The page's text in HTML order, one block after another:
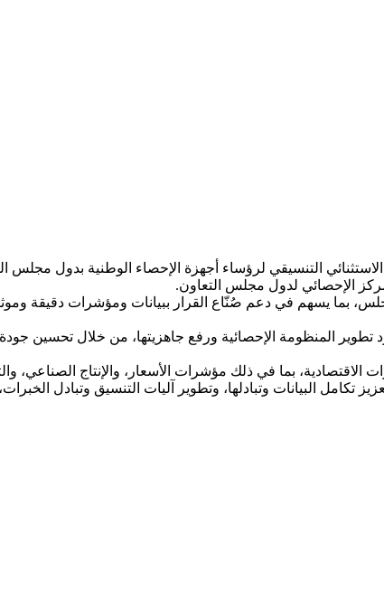
التنسيقي لرؤساء أجهزة الإحصاء الوطنية بدول مجلس
الإحصائي لدول مجلس التعاون.
بما يسهم في دعم صُنّاع القرار ببيانات ومؤشرات دقيقة
تطوير المنظومة الإحصائية ورفع جاهزيتها، من خلال تحسين
بما في ذلك مؤشرات الأسعار، والإنتاج الصناعي،
تكامل البيانات وتبادلها، وتطوير آليات التنسيق وتبادل